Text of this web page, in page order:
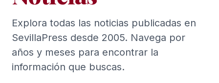
Explora todas las noticias publicadas en
SevillaPress desde 2005. Navega por
años y meses para encontrar la
información que buscas.